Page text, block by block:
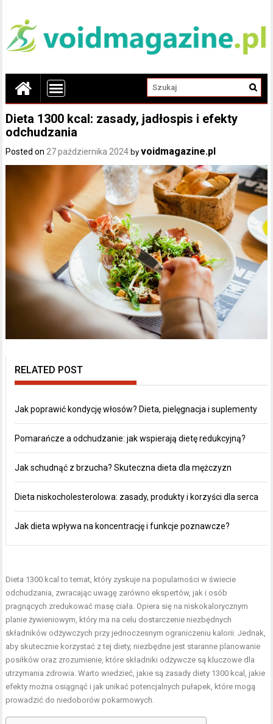
Dieta 1300 kcal: zasady, jadłospis i efekty
odchudzania
Posted on 27 października 2024 byvoidmagazine.pl
RELATED POST
Jak poprawić kondycję włosów? Dieta, pielęgnacja i suplementy
Pomarańcze a odchudzanie: jak wspierają dietę redukcyjną?
Jak schudnąć z brzucha? Skuteczna dieta dla mężczyzn
Dieta niskocholesterolowa: zasady, produkty i korzyści dla serca
Jak dieta wpływa na koncentrację i funkcje poznawcze?
Dieta 1300 kcal to temat, który zyskuje na popularności w świecie
odchudzania, zwracając uwagę zarówno ekspertów, jak i osób
pragnących zredukować masę ciała. Opiera się na niskokalorycznym
planie żywieniowym, który ma na celu dostarczenie niezbędnych
składników odżywczych przy jednoczesnym ograniczeniu kalorii. Jednak,
aby skutecznie korzystać z tej diety, niezbędne jest staranne planowanie
posiłków oraz zrozumienie, które składniki odżywcze są kluczowe dla
utrzymania zdrowia. Warto wiedzieć, jakie są zasady diety 1300 kcal, jakie
efekty można osiągnąć i jak unikać potencjalnych pułapek, które mogą
prowadzić do niedoborów pokarmowych.